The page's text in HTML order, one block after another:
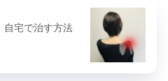
自宅で治す方法